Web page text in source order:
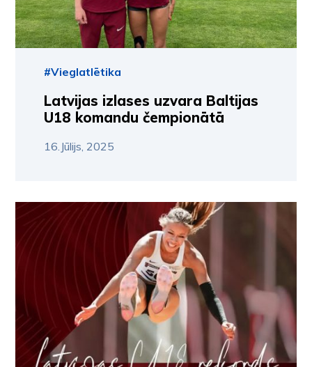
#Vieglatlētika
Latvijas izlases uzvara Baltijas
U18 komandu čempionātā
16.Jūlijs, 2025